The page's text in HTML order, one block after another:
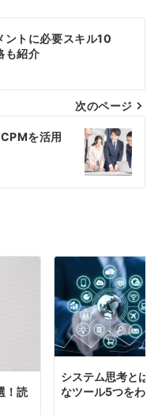
ントに必要スキル10
も紹介
次のページ
を活用
！読
システム思考とは
なツール5つをわ